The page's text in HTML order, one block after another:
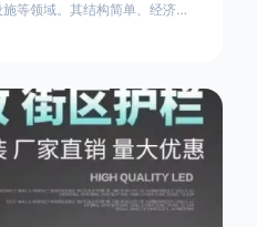
等领域。其结构简单、经济实
质）通过焊接或编织形成网格结
钢丝（双边丝），用于与立柱
、喷塑或浸塑处理，以增强耐腐